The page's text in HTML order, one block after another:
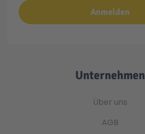
Anmelden
Unternehmen
Über uns
AGB